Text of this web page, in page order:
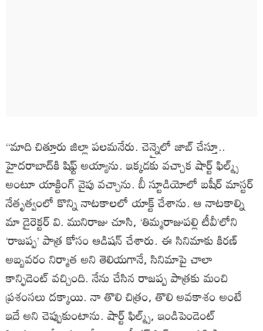
‘‘మాది చిత్తూరు జిల్లా పలమనేరు. చెన్నైలో జాబ్ చేస్తూ..
హైదరాబాద్‌కి షిఫ్ట్ అయ్యాను. ఇక్కడకు వచ్చాక షార్ట్ ఫిల్మ్స్
అంటూ యాక్టింగ్ వైపు వచ్చాను. బీ స్టూడియోలో బషీర్ మాస్టర్
నేతృత్వంలో కొన్ని నాటకాలలో యాక్ట్ చేశాను. ఆ నాటకాల్ని
మా డైరెక్టర్ వి. మునిరాజు చూసి, ‘తిమ్మరాజుపల్లి టీవీ’లోని
‘రాజప్ప’ పాత్ర కోసం ఆడిషన్ చేశారు. ఈ సినిమాకు కిరణ్
అబ్బవరం నిర్మాత అని తెలియగానే, సినిమాపై చాలా
కాన్ఫిడెంట్ వచ్చింది. నేను చేసిన రాజప్ప పాత్రకు మంచి
ప్రశంసలు దక్కాయి. నా తొలి చిత్రం, తొలి అవకాశం అంటే
ఇదే అని చెప్పుకుంటాను. షార్ట్ ఫిల్మ్స్, ఇండిపెండెంట్